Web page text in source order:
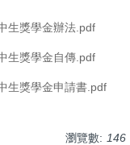
生獎學金辦法.pdf
生獎學金自傳.pdf
生獎學金申請書.pdf
瀏覽數: 146